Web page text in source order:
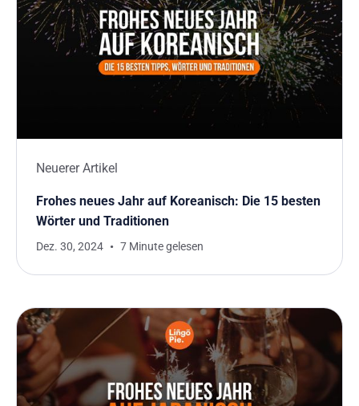
Neuerer Artikel
Frohes neues Jahr auf Koreanisch: Die 15 besten
Wörter und Traditionen
Dez. 30, 2024 7 Minute gelesen